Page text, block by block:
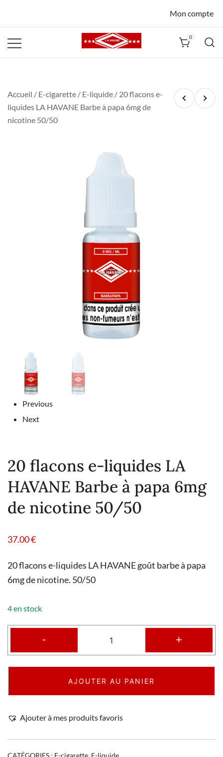
Mon compte
0
Accueil / E-cigarette / E-liquide / 20 flacons e-
liquides LA HAVANE Barbe à papa 6mg de
nicotine 50/50
Previous
Next
20 flacons e-liquides LA
HAVANE Barbe à papa 6mg
de nicotine 50/50
37.00€
20 flacons e-liquides LA HAVANE goût barbe à papa
6mg de nicotine. 50/50
4 en stock
- +
AJOUTER AU PANIER
Ajouter à mes produits favoris
CATÉGORIES : E-cigarette, E-liquide